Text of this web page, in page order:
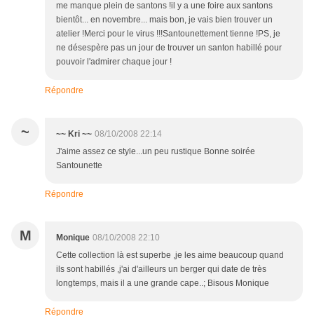
me manque plein de santons !il y a une foire aux santons
bientôt... en novembre... mais bon, je vais bien trouver un
atelier !Merci pour le virus !!!Santounettement tienne !PS, je
ne désespère pas un jour de trouver un santon habillé pour
pouvoir l'admirer chaque jour !
Répondre
~ ~~ Kri ~~ 08/10/2008 22:14
J'aime assez ce style...un peu rustique Bonne soirée
Santounette
Répondre
M Monique 08/10/2008 22:10
Cette collection là est superbe ,je les aime beaucoup quand
ils sont habillés ,j'ai d'ailleurs un berger qui date de très
longtemps, mais il a une grande cape..; Bisous Monique
Répondre